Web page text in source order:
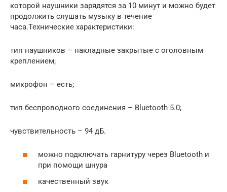
которой наушники зарядятся за 10 минут и можно будет
продолжить слушать музыку в течение
часа.Технические характеристики:
тип наушников – накладные закрытые с оголовным
креплением;
микрофон – есть;
тип беспроводного соединения – Bluetooth 5.0;
чувствительность – 94 дБ.
можно подключать гарнитуру через Bluetooth и
при помощи шнура
качественный звук